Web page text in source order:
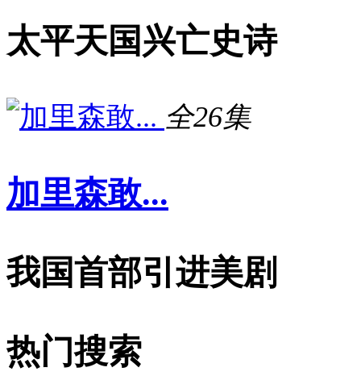
太平天国兴亡史诗
全26集
加里森敢...
我国首部引进美剧
热门搜索